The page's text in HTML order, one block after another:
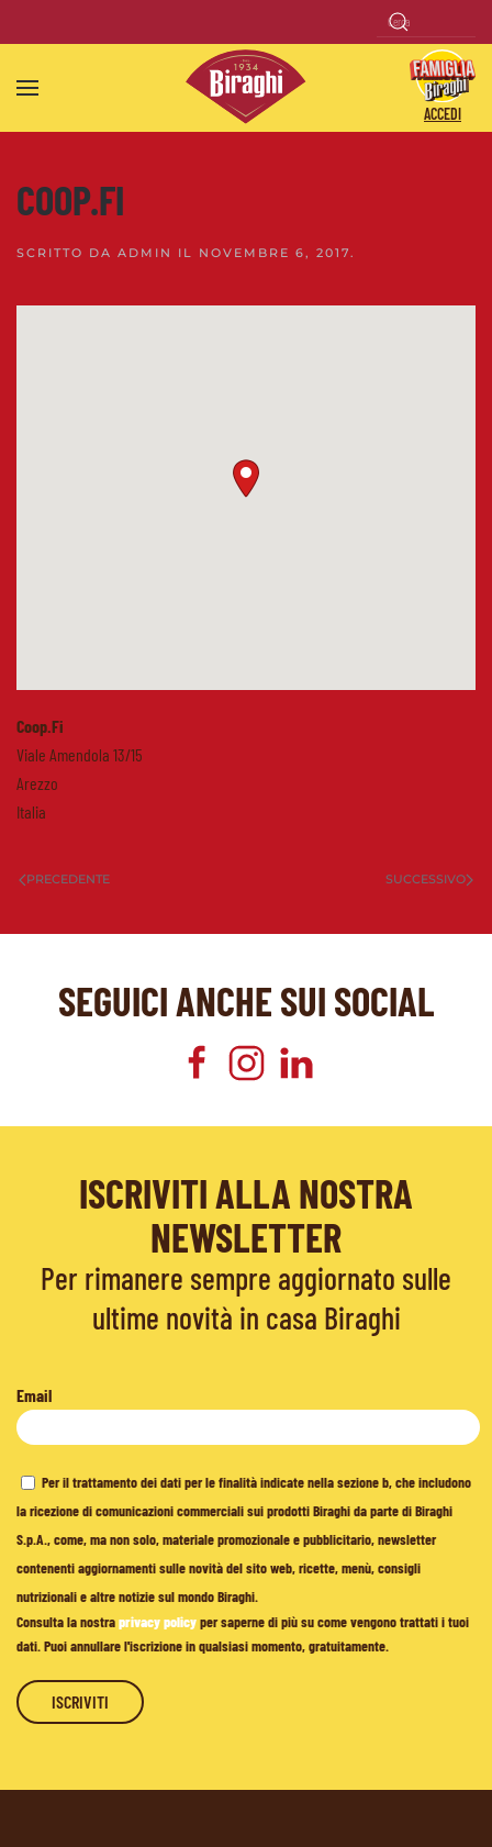
Skip to main content
ACCEDI
COOP.FI
SCRITTO DA ADMIN IL NOVEMBRE 6, 2017.
Coop.Fi
Viale Amendola 13/15
Arezzo
Italia
PRECEDENTE SUCCESSIVO
SEGUICI ANCHE SUI SOCIAL
ISCRIVITI ALLA NOSTRA
NEWSLETTER
Per rimanere sempre aggiornato sulle
ultime novità in casa Biraghi
Email
Per il trattamento dei dati per le finalità indicate nella sezione b, che includono
la ricezione di comunicazioni commerciali sui prodotti Biraghi da parte di Biraghi
S.p.A., come, ma non solo, materiale promozionale e pubblicitario, newsletter
contenenti aggiornamenti sulle novità del sito web, ricette, menù, consigli
nutrizionali e altre notizie sul mondo Biraghi.
Consulta la nostraprivacy policyper saperne di più su come vengono trattati i tuoi
dati. Puoi annullare l'iscrizione in qualsiasi momento, gratuitamente.